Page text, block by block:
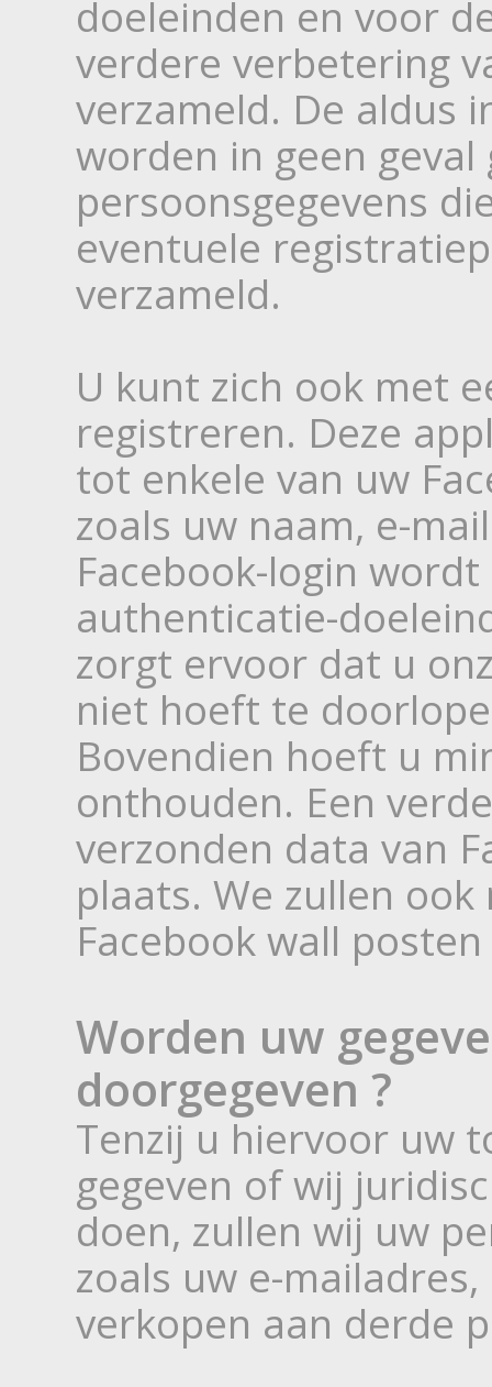
doeleinden en voor
verdere verbetering
verzameld. De aldus
worden in geen
persoonsgegevens
eventuele
verzameld.
U kunt zich ook met
registreren. Deze
tot enkele van uw
zoals uw naam, e-
Facebook-login
authenticatie-
zorgt ervoor dat u
niet hoeft te
Bovendien hoeft u
onthouden. Een
verzonden data van
plaats. We zullen
Facebook wall
Worden uw
doorgegeven ?
Tenzij u hiervoor uw
gegeven of wij
doen, zullen wij uw
zoals uw e-
verkopen aan derde